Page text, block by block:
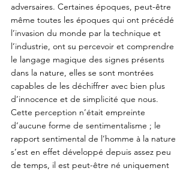
adversaires. Certaines époques, peut-être
même toutes les époques qui ont précédé
l’invasion du monde par la technique et
l’industrie, ont su percevoir et comprendre
le langage magique des signes présents
dans la nature, elles se sont montrées
capables de les déchiffrer avec bien plus
d’innocence et de simplicité que nous.
Cette perception n’était empreinte
d’aucune forme de sentimentalisme ; le
rapport sentimental de l’homme à la nature
s’est en effet développé depuis assez peu
de temps, il est peut-être né uniquement